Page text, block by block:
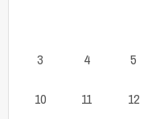
3 4 5
10 11 12